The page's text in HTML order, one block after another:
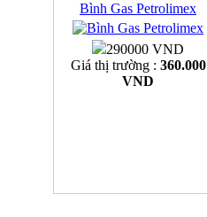
Bình Gas Petrolimex
290000 VND
Giá thị trường : 360.000
VND